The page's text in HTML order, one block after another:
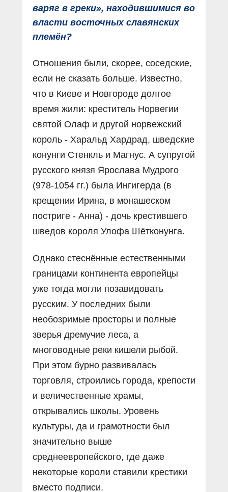
варяг в греки», находившимися во
власти восточных славянских
племён?
Отношения были, скорее, соседские,
если не сказать больше. Известно,
что в Киеве и Новгороде долгое
время жили: креститель Норвегии
святой Олаф и другой норвежский
король - Харальд Хардрад, шведские
конунги Стенкль и Магнус. А супругой
русского князя Ярослава Мудрого
(978-1054 гг.) была Ингигерда (в
крещении Ирина, в монашеском
постриге - Анна) - дочь крестившего
шведов короля Улофа Шётконунга.
Однако стеснённые естественными
границами континента европейцы
уже тогда могли позавидовать
русским. У последних были
необозримые просторы и полные
зверья дремучие леса, а
многоводные реки кишели рыбой.
При этом бурно развивалась
торговля, строились города, крепости
и величественные храмы,
открывались школы. Уровень
культуры, да и грамотности был
значительно выше
среднеевропейского, где даже
некоторые короли ставили крестики
вместо подписи.